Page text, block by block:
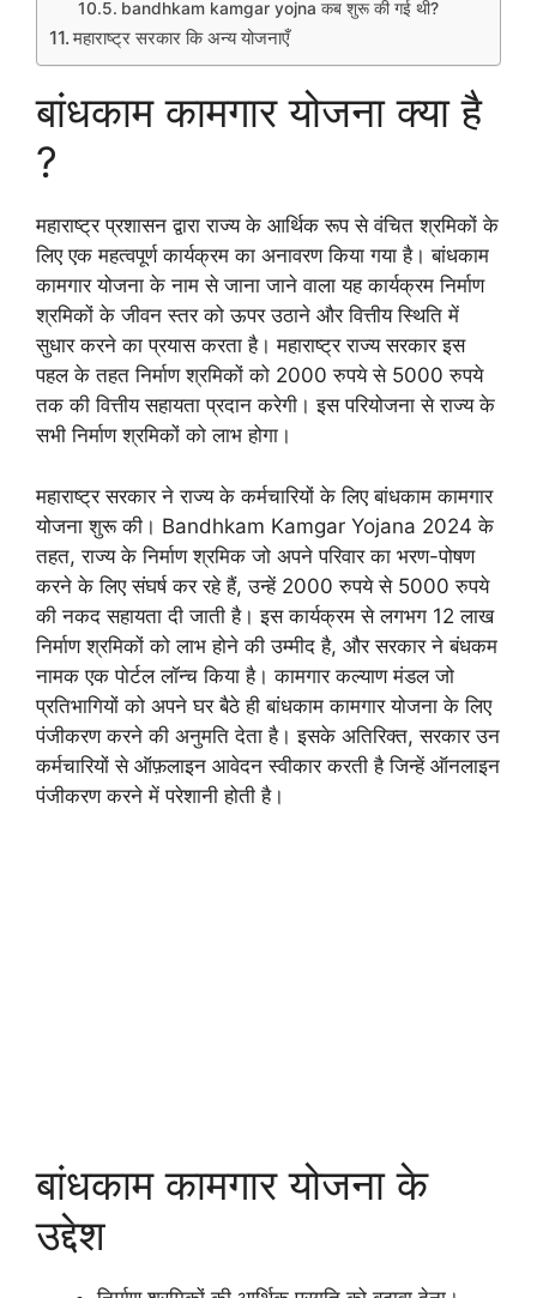
bandhkam kamgar yojna कब शुरू की गई थी?
महाराष्ट्र सरकार कि अन्य योजनाएँ
बांधकाम कामगार योजना क्या है
?
महाराष्ट्र प्रशासन द्वारा राज्य के आर्थिक रूप से वंचित श्रमिकों के
लिए एक महत्वपूर्ण कार्यक्रम का अनावरण किया गया है। बांधकाम
कामगार योजना के नाम से जाना जाने वाला यह कार्यक्रम निर्माण
श्रमिकों के जीवन स्तर को ऊपर उठाने और वित्तीय स्थिति में
सुधार करने का प्रयास करता है। महाराष्ट्र राज्य सरकार इस
पहल के तहत निर्माण श्रमिकों को 2000 रुपये से 5000 रुपये
तक की वित्तीय सहायता प्रदान करेगी। इस परियोजना से राज्य के
सभी निर्माण श्रमिकों को लाभ होगा।
महाराष्ट्र सरकार ने राज्य के कर्मचारियों के लिए बांधकाम कामगार
योजना शुरू की। Bandhkam Kamgar Yojana 2024 के
तहत, राज्य के निर्माण श्रमिक जो अपने परिवार का भरण-पोषण
करने के लिए संघर्ष कर रहे हैं, उन्हें 2000 रुपये से 5000 रुपये
की नकद सहायता दी जाती है। इस कार्यक्रम से लगभग 12 लाख
निर्माण श्रमिकों को लाभ होने की उम्मीद है, और सरकार ने बंधकम
नामक एक पोर्टल लॉन्च किया है। कामगार कल्याण मंडल जो
प्रतिभागियों को अपने घर बैठे ही बांधकाम कामगार योजना के लिए
पंजीकरण करने की अनुमति देता है। इसके अतिरिक्त, सरकार उन
कर्मचारियों से ऑफ़लाइन आवेदन स्वीकार करती है जिन्हें ऑनलाइन
पंजीकरण करने में परेशानी होती है।
बांधकाम कामगार योजना के
उद्देश